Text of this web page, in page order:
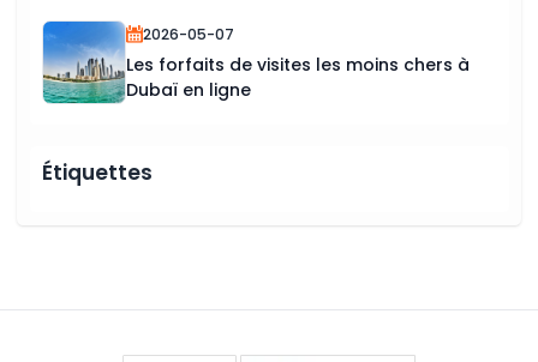
2026-05-07
Les forfaits de visites les moins chers à
Dubaï en ligne
Étiquettes